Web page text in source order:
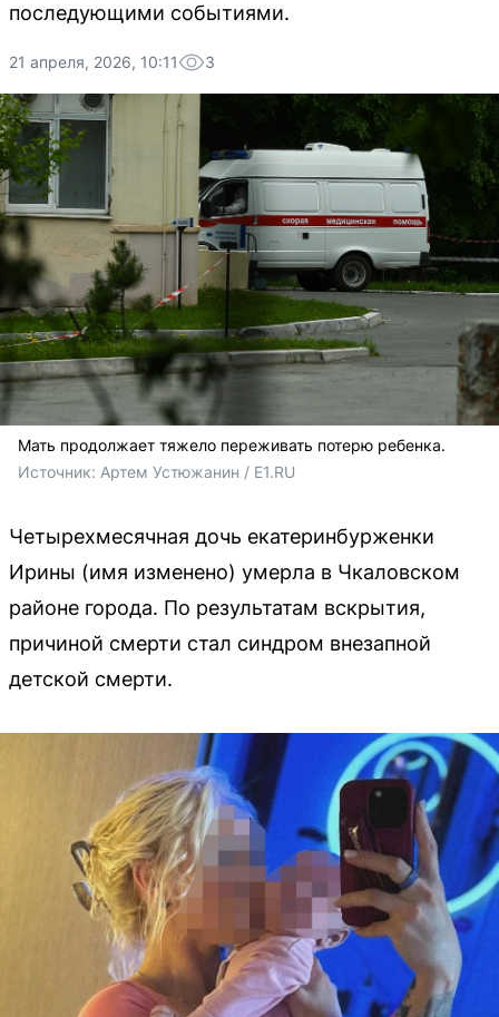
последующими событиями.
21 апреля, 2026, 10:11 3
Мать продолжает тяжело переживать потерю ребенка.
Источник: Артем Устюжанин / E1.RU
Четырехмесячная дочь екатеринбурженки
Ирины (имя изменено) умерла в Чкаловском
районе города. По результатам вскрытия,
причиной смерти стал синдром внезапной
детской смерти.